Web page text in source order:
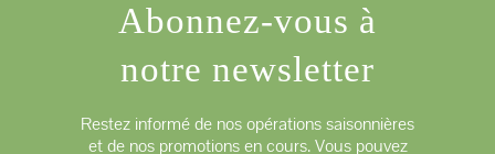
Abonnez-vous à
notre newsletter
Restez informé de nos opérations saisonnières
et de nos promotions en cours. Vous pouvez